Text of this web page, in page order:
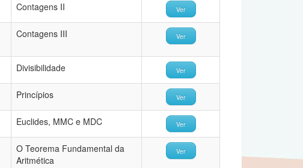
Contagens II Ver
Contagens III Ver
Divisibilidade Ver
Princípios Ver
Euclides, MMC e MDC Ver
O Teorema Fundamental da
Aritmética
Ver